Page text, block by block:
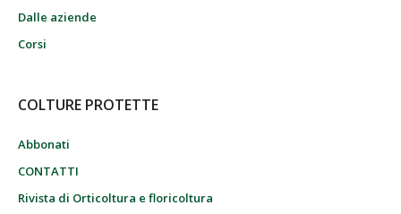
Dalle aziende
Corsi
COLTURE PROTETTE
Abbonati
CONTATTI
Rivista di Orticoltura e floricoltura